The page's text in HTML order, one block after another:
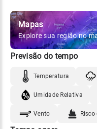
Mapas
Explore sua região no
Previsão do tempo
Temperatura
Umidade Relativa
Vento